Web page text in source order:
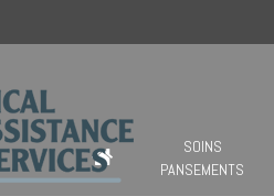
SOINS
PANSEMENTS